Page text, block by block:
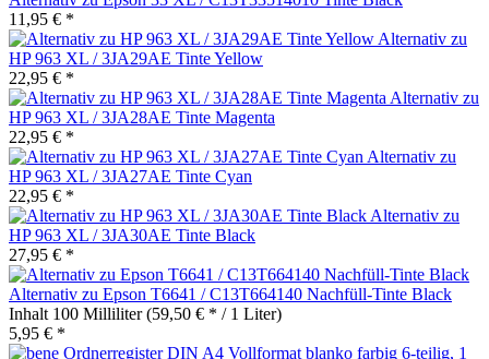
11,95 € *
Alternativ zu
HP 963 XL / 3JA29AE Tinte Yellow
22,95 € *
Alternativ zu
HP 963 XL / 3JA28AE Tinte Magenta
22,95 € *
Alternativ zu
HP 963 XL / 3JA27AE Tinte Cyan
22,95 € *
Alternativ zu
HP 963 XL / 3JA30AE Tinte Black
27,95 € *
Alternativ zu Epson T6641 / C13T664140 Nachfüll-Tinte Black
Inhalt 100 Milliliter(59,50 € * / 1 Liter)
5,95 € *